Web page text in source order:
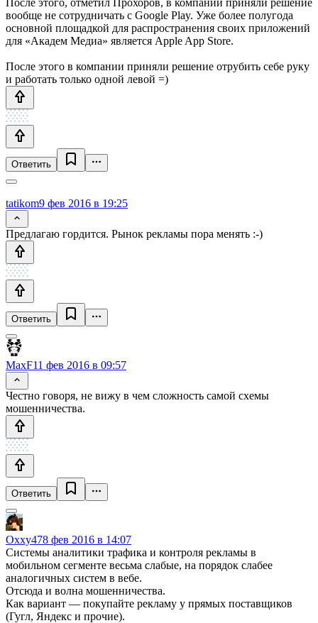
вообще не сотрудничать с Google Play. Уже более полугода
основной площадкой для распространения своих приложений
для «Академ Медиа» является Apple App Store.
После этого в компании приняли решение отрубить себе руку
и работать только одной левой =)
Ответить
tatikom9 фев 2016 в 19:25
Предлагаю гордится. Рынок рекламы пора менять :-)
Ответить
MaxF11 фев 2016 в 09:57
Честно говоря, не вижу в чем сложность самой схемы
мошенничества.
Ответить
Oxxy478 фев 2016 в 14:07
Системы аналитики трафика и контроля рекламы в
мобильном сегменте весьма слабые, на порядок слабее
аналогичных систем в вебе.
Отсюда и волна мошенничества.
Как вариант — покупайте рекламу у прямых поставщиков
(Гугл, Яндекс и прочие).